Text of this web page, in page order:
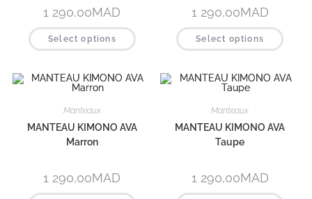
1 290,00MAD
Select options
1 290,00MAD
Select options
Manteaux
MANTEAU KIMONO AVA
Marron
1 290,00MAD
Manteaux
MANTEAU KIMONO AVA
Taupe
1 290,00MAD